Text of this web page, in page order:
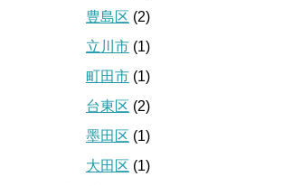
豊島区 (2)
立川市 (1)
町田市 (1)
台東区 (2)
墨田区 (1)
大田区 (1)